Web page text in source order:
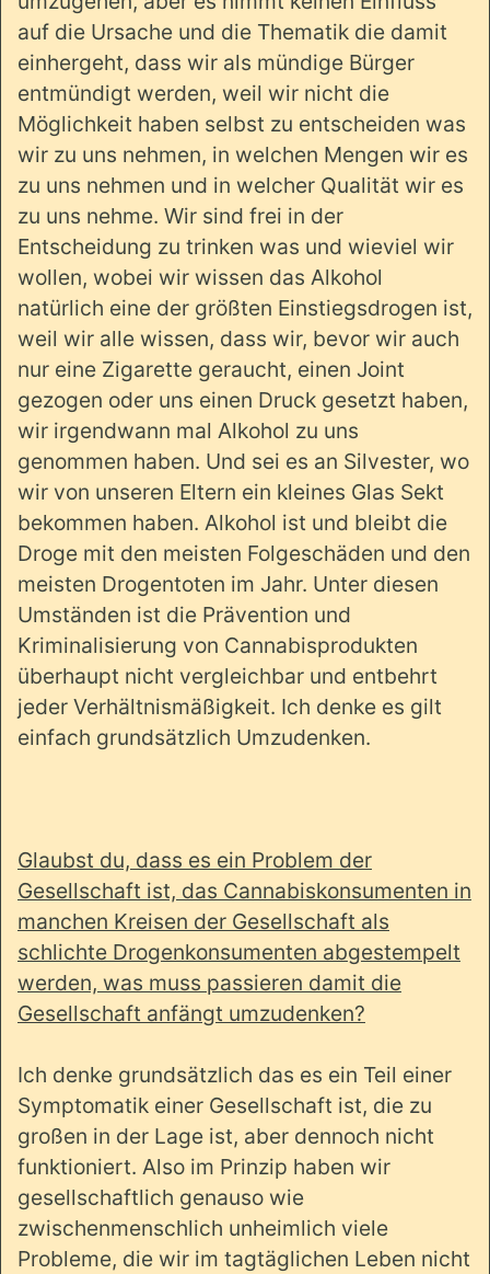
auf die Ursache und die Thematik die damit
einhergeht, dass wir als mündige Bürger
entmündigt werden, weil wir nicht die
Möglichkeit haben selbst zu entscheiden was
wir zu uns nehmen, in welchen Mengen wir es
zu uns nehmen und in welcher Qualität wir es
zu uns nehme. Wir sind frei in der
Entscheidung zu trinken was und wieviel wir
wollen, wobei wir wissen das Alkohol
natürlich eine der größten Einstiegsdrogen ist,
weil wir alle wissen, dass wir, bevor wir auch
nur eine Zigarette geraucht, einen Joint
gezogen oder uns einen Druck gesetzt haben,
wir irgendwann mal Alkohol zu uns
genommen haben. Und sei es an Silvester, wo
wir von unseren Eltern ein kleines Glas Sekt
bekommen haben. Alkohol ist und bleibt die
Droge mit den meisten Folgeschäden und den
meisten Drogentoten im Jahr. Unter diesen
Umständen ist die Prävention und
Kriminalisierung von Cannabisprodukten
überhaupt nicht vergleichbar und entbehrt
jeder Verhältnismäßigkeit. Ich denke es gilt
einfach grundsätzlich Umzudenken.
Glaubst du, dass es ein Problem der
Gesellschaft ist, das Cannabiskonsumenten in
manchen Kreisen der Gesellschaft als
schlichte Drogenkonsumenten abgestempelt
werden, was muss passieren damit die
Gesellschaft anfängt umzudenken?
Ich denke grundsätzlich das es ein Teil einer
Symptomatik einer Gesellschaft ist, die zu
großen in der Lage ist, aber dennoch nicht
funktioniert. Also im Prinzip haben wir
gesellschaftlich genauso wie
zwischenmenschlich unheimlich viele
Probleme, die wir im tagtäglichen Leben nicht